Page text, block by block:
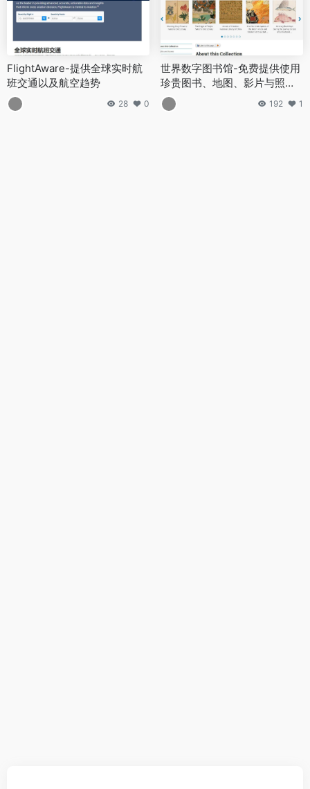
FlightAware-提供全球实时航
班交通以及航空趋势
28 0
世界数字图书馆-免费提供使用
珍贵图书、地图、影片与照片
等
192 1